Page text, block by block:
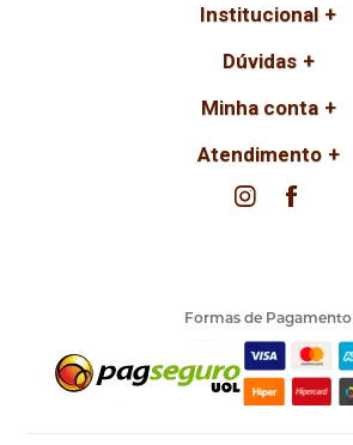
Institucional
Dúvidas
Minha conta
Atendimento
Formas de Pagamento